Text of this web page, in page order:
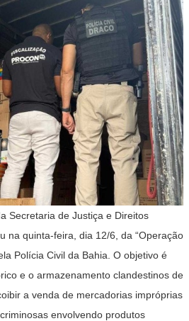
Secretaria de Justiça e Direitos
na quinta-feira, dia 12/6, da “Operação
Polícia Civil da Bahia. O objetivo é
e o armazenamento clandestinos de
a venda de mercadorias impróprias
envolvendo produtos